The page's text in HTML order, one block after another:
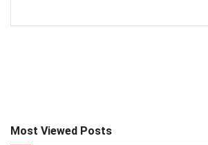
Most Viewed Posts